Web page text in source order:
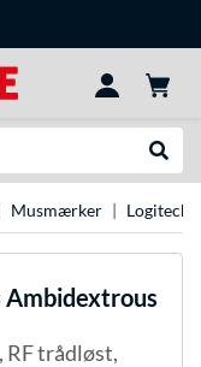
Musmærker Logitech
RF trådløst,